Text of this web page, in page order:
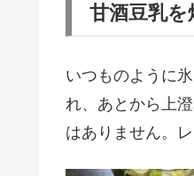
甘酒豆乳
いつものように
れ、あとから上
はありません。